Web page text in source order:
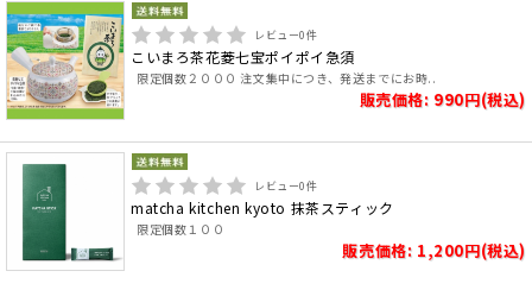
レビュー0件
こいまろ茶花菱七宝ポイポイ急須
限定個数２０００ 注文集中につき、発送までにお時..
販売価格: 990円(税込)
レビュー0件
matcha kitchen kyoto 抹茶スティック
限定個数１００
販売価格: 1,200円(税込)